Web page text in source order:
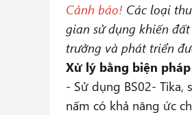
Cảnh báo! Các loại
gian sử dụng khiến
trưởng và phát triển
Xử lý bằng biện
- Sử dụng BS02- Tika,
nấm có khả năng ức